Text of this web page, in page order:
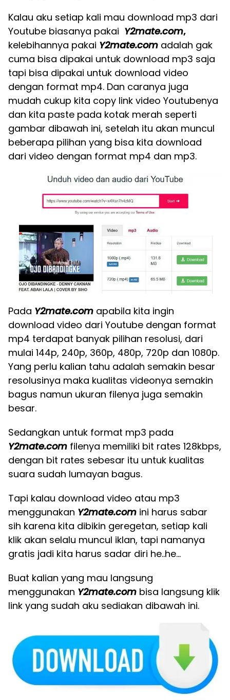
Kalau aku setiap kali mau download mp3 dari
Youtube biasanya pakai Y2mate.com,
kelebihannya pakai Y2mate.com adalah gak
cuma bisa dipakai untuk download mp3 saja
tapi bisa dipakai untuk download video
dengan format mp4. Dan caranya juga
mudah cukup kita copy link video Youtubenya
dan kita paste pada kotak merah seperti
gambar dibawah ini, setelah itu akan muncul
beberapa pilihan yang bisa kita download
dari video dengan format mp4 dan mp3.
Pada Y2mate.com apabila kita ingin
download video dari Youtube dengan format
mp4 terdapat banyak pilihan resolusi, dari
mulai 144p, 240p, 360p, 480p, 720p dan 1080p.
Yang perlu kalian tahu adalah semakin besar
resolusinya maka kualitas videonya semakin
bagus namun ukuran filenya juga semakin
besar.
Sedangkan untuk format mp3 pada
Y2mate.com filenya memiliki bit rates 128kbps,
dengan bit rates sebesar itu untuk kualitas
suara sudah lumayan bagus.
Tapi kalau download video atau mp3
menggunakan Y2mate.com ini harus sabar
sih karena kita dibikin geregetan, setiap kali
klik akan selalu muncul iklan, tapi namanya
gratis jadi kita harus sadar diri he..he…
Buat kalian yang mau langsung
menggunakan Y2mate.com bisa langsung klik
link yang sudah aku sediakan dibawah ini.